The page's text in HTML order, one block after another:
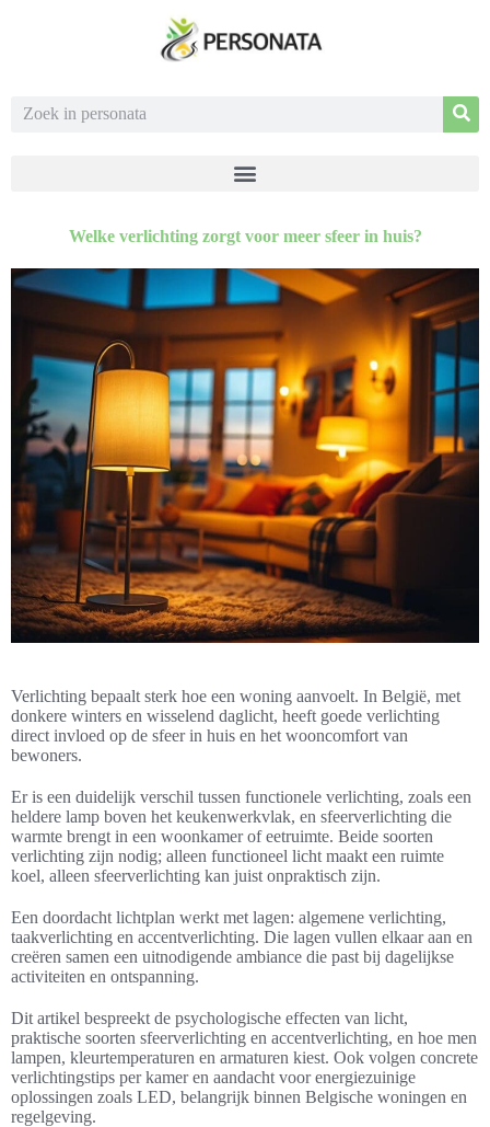
Welke verlichting zorgt voor meer sfeer in huis?
Verlichting bepaalt sterk hoe een woning aanvoelt. In België, met
donkere winters en wisselend daglicht, heeft goede verlichting
direct invloed op de sfeer in huis en het wooncomfort van
bewoners.
Er is een duidelijk verschil tussen functionele verlichting, zoals een
heldere lamp boven het keukenwerkvlak, en sfeerverlichting die
warmte brengt in een woonkamer of eetruimte. Beide soorten
verlichting zijn nodig; alleen functioneel licht maakt een ruimte
koel, alleen sfeerverlichting kan juist onpraktisch zijn.
Een doordacht lichtplan werkt met lagen: algemene verlichting,
taakverlichting en accentverlichting. Die lagen vullen elkaar aan en
creëren samen een uitnodigende ambiance die past bij dagelijkse
activiteiten en ontspanning.
Dit artikel bespreekt de psychologische effecten van licht,
praktische soorten sfeerverlichting en accentverlichting, en hoe men
lampen, kleurtemperaturen en armaturen kiest. Ook volgen concrete
verlichtingstips per kamer en aandacht voor energiezuinige
oplossingen zoals LED, belangrijk binnen Belgische woningen en
regelgeving.